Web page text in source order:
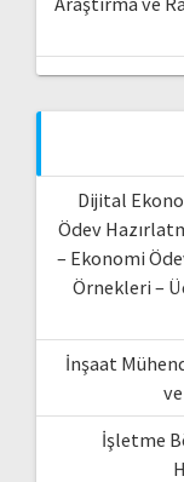
Dijital
Ödev
– Ekonomi
Örnekleri –
İnşaat
İşletme